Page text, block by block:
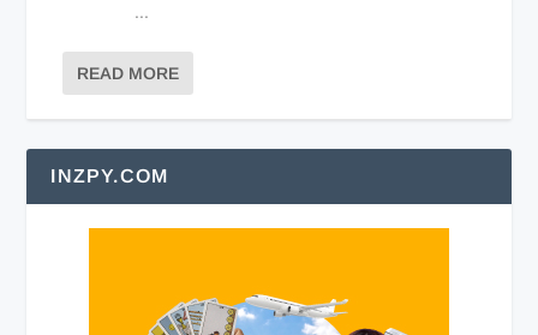
...
READ MORE
INZPY.COM